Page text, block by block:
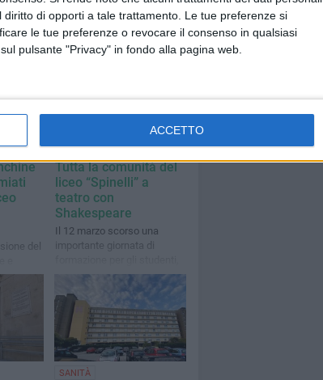
di opporti a tale trattamento. Le tue preferenze si
le tue preferenze o revocare il consenso in qualsiasi
pulsante "Privacy" in fondo alla pagina web.
ACCETTO
del
dal
SCUOLA
Tutta la comunità del
liceo “Spinelli” a
teatro con
Shakespeare
Il 12 marzo scorso una
importante giornata di
accompagnati da genitori e
SANITÀ